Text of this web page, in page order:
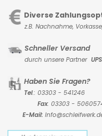
Diverse
z.B. Nachnahme,
Schneller Versand
durch unsere Partner
Haben Sie Fragen?
Tel.: 03303 - 541246
Fax: 03303 -
E-Mail: